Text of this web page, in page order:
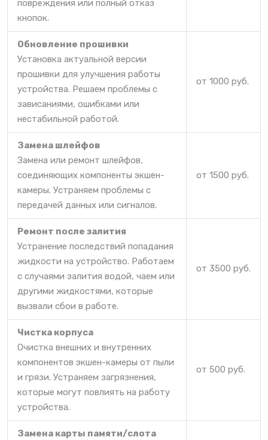
повреждения или полный отказ
кнопок.
Обновление прошивки
Установка актуальной версии
прошивки для улучшения работы
устройства. Решаем проблемы с
зависаниями, ошибками или
нестабильной работой.
от 1000 руб.
Замена шлейфов
Замена или ремонт шлейфов,
соединяющих компоненты экшен-
камеры. Устраняем проблемы с
передачей данных или сигналов.
от 1500 руб.
Ремонт после залития
Устранение последствий попадания
жидкости на устройство. Работаем
с случаями залития водой, чаем или
другими жидкостями, которые
вызвали сбои в работе.
от 3500 руб.
Чистка корпуса
Очистка внешних и внутренних
компонентов экшен-камеры от пыли
и грязи. Устраняем загрязнения,
которые могут повлиять на работу
устройства.
от 500 руб.
Замена карты памяти/слота